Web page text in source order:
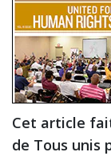
Cet article
de Tous unis